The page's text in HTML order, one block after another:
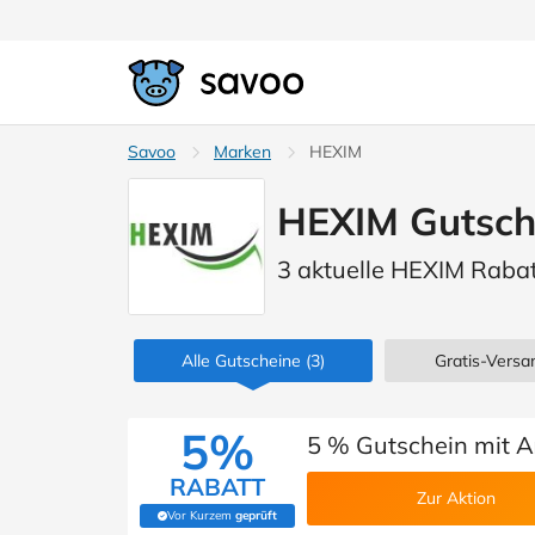
Savoo Marken HEXIM
HEXIM
3 aktuelle HEXIM
Alle Gutscheine (3) Gratis-
5%
RABATT
Vor Kurzem geprüft
(Von Savoo geprüft)
5 % Gutschein mit
Zur Aktion